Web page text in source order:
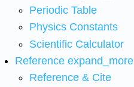
Periodic Table
Physics Constants
Scientific Calculator
Reference expand_more
Reference & Cite